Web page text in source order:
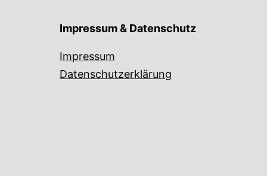
Impressum & Datenschutz
Impressum
Datenschutzerklärung